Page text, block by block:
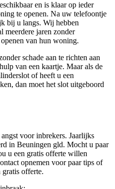
en is klaar op ieder
te openen. Na uw telefoontje
bij u langs. Wij hebben
meerdere jaren zonder
van hun woning.
schade aan te richten aan
van een kaartje. Maar als de
of heeft u een
dan moet het slot uitgeboord
voor inbrekers. Jaarlijks
in Beuningen gld. Mocht u paar
u een gratis offerte willen
opnemen voor paar tips of
gratis offerte.